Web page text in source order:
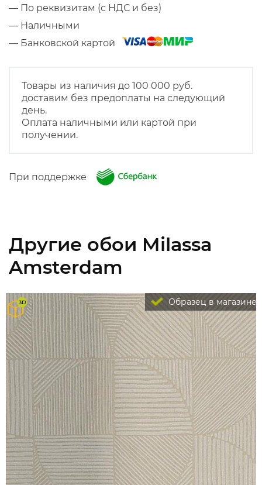
— По реквизитам (с НДС и без)
— Наличными
— Банковской картой
Товары из наличия до 100 000 руб.
доставим без предоплаты на следующий
день.
Оплата наличными или картой при
получении.
При поддержке
Другие обои Milassa
Amsterdam
Образец в магазине